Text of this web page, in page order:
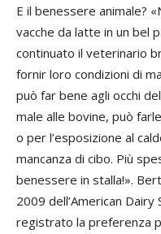
E il benessere animale?
vacche da latte in un bel
continuato il veterinario
fornir loro condizioni di
può far bene agli occhi
male alle bovine, può
o per l’esposizione al
mancanza di cibo. Più
benessere in stalla!».
2009 dell’American Dairy
registrato la preferenza